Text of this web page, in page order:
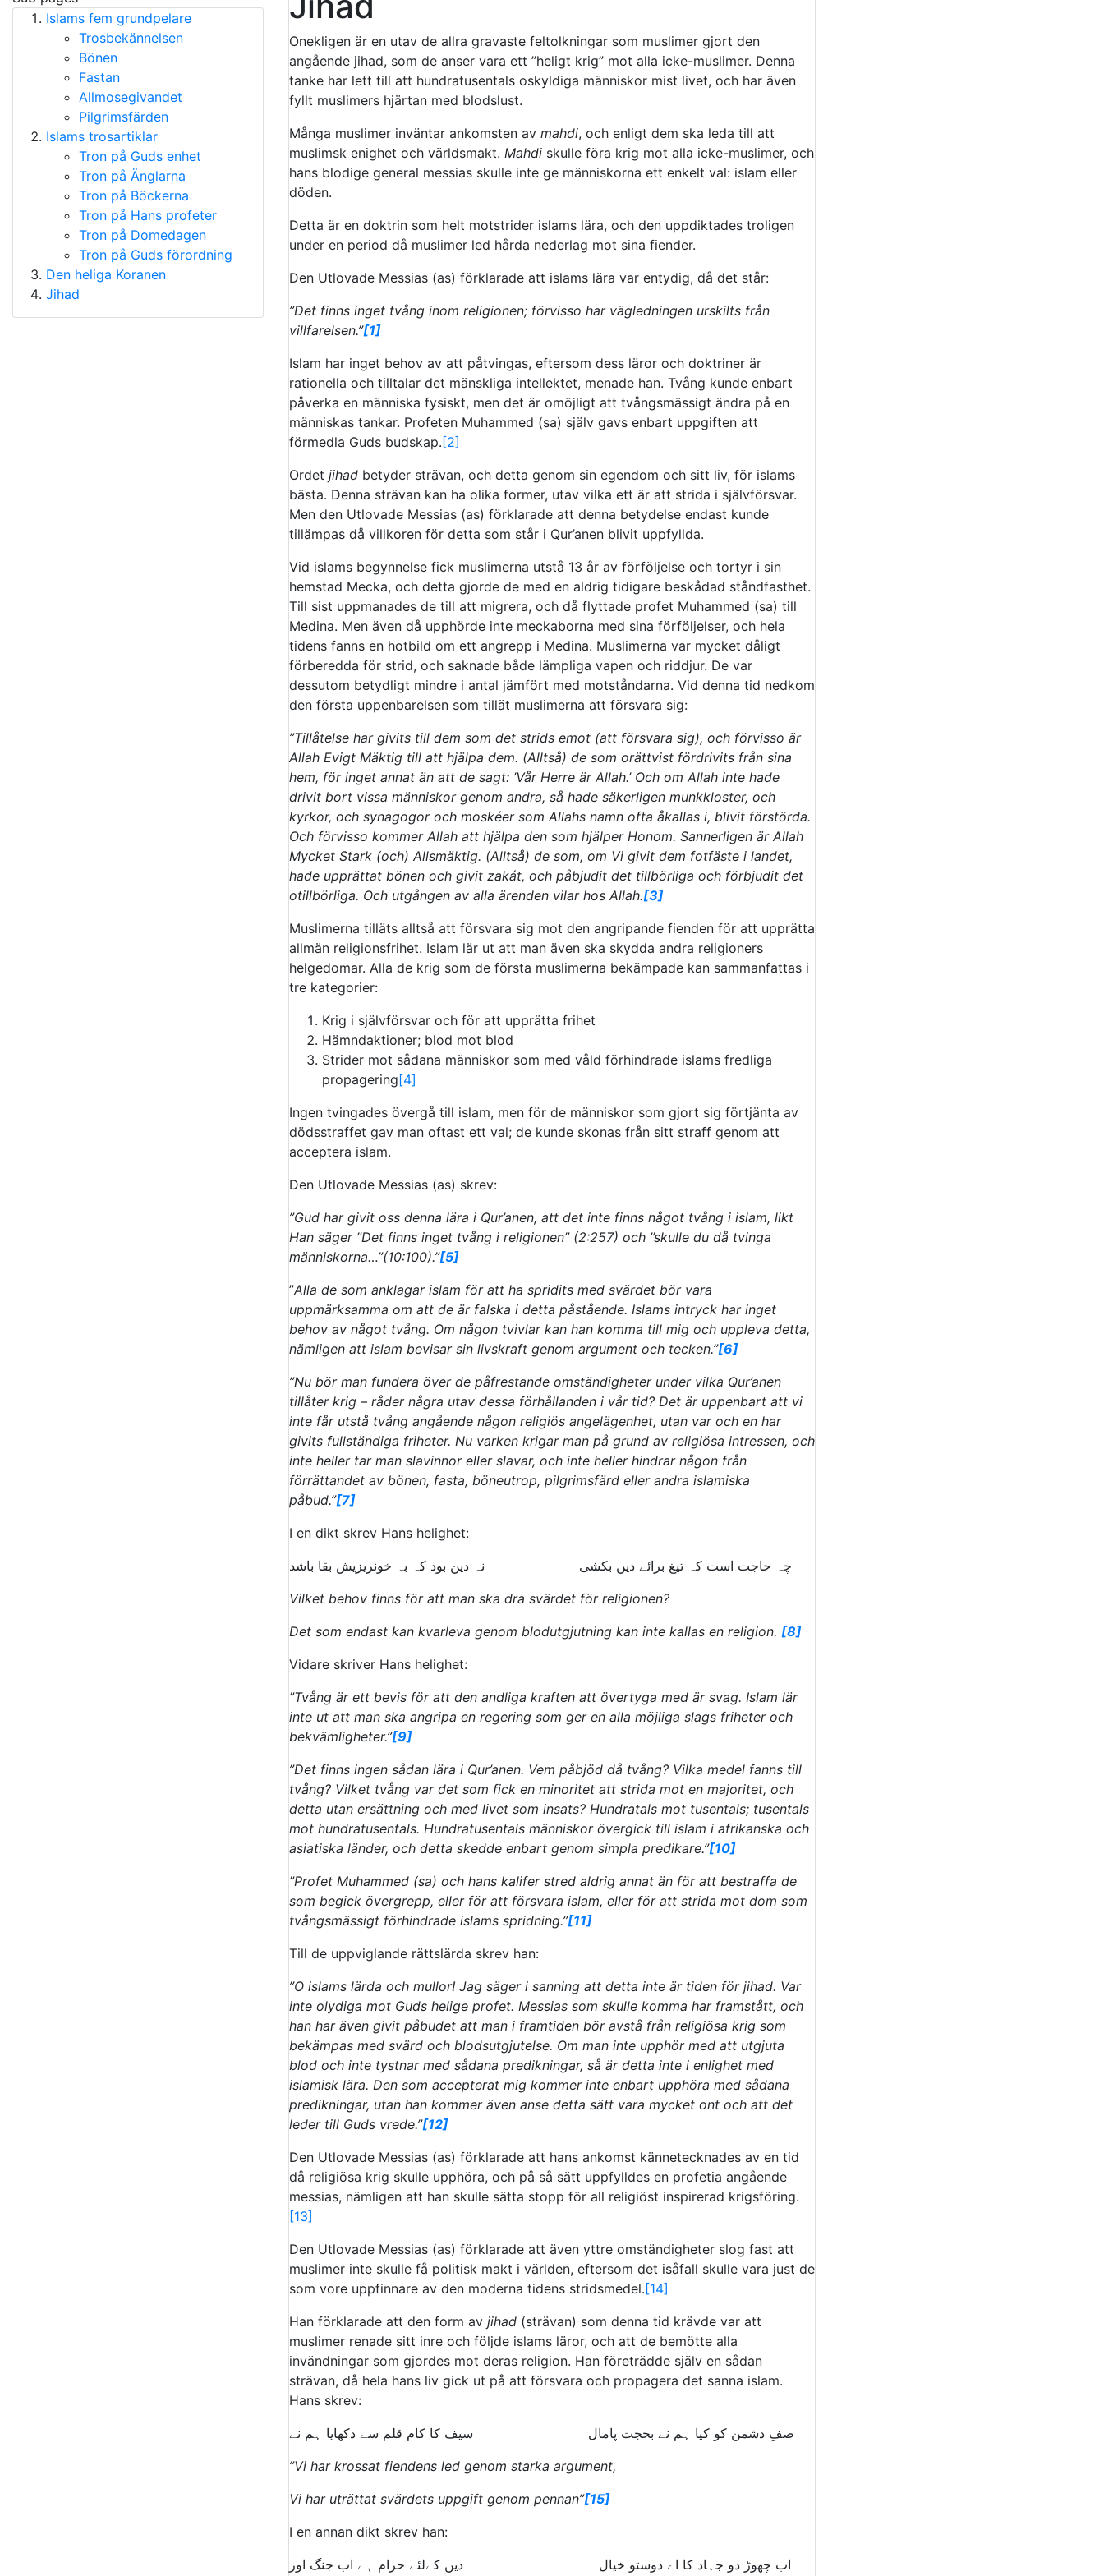
Islams fem grundpelare
Trosbekännelsen
Bönen
Fastan
Allmosegivandet
Pilgrimsfärden
Islams trosartiklar
Tron på Guds enhet
Tron på Änglarna
Tron på Böckerna
Tron på Hans profeter
Tron på Domedagen
Tron på Guds förordning
Den heliga Koranen
Jihad
Onekligen är en utav de allra gravaste feltolkningar som muslimer gjort den
angående jihad, som de anser vara ett ”heligt krig” mot alla icke-muslimer. Denna
tanke har lett till att hundratusentals oskyldiga människor mist livet, och har även
fyllt muslimers hjärtan med blodslust.
Många muslimer inväntar ankomsten av mahdi, och enligt dem ska leda till att
muslimsk enighet och världsmakt. Mahdi skulle föra krig mot alla icke-muslimer, och
hans blodige general messias skulle inte ge människorna ett enkelt val: islam eller
döden.
Detta är en doktrin som helt motstrider islams lära, och den uppdiktades troligen
under en period då muslimer led hårda nederlag mot sina fiender.
Den Utlovade Messias (as) förklarade att islams lära var entydig, då det står:
”Det finns inget tvång inom religionen; förvisso har vägledningen urskilts från
villfarelsen.”[1]
Islam har inget behov av att påtvingas, eftersom dess läror och doktriner är
rationella och tilltalar det mänskliga intellektet, menade han. Tvång kunde enbart
påverka en människa fysiskt, men det är omöjligt att tvångsmässigt ändra på en
människas tankar. Profeten Muhammed (sa) själv gavs enbart uppgiften att
förmedla Guds budskap. [2]
Ordet jihad betyder strävan, och detta genom sin egendom och sitt liv, för islams
bästa. Denna strävan kan ha olika former, utav vilka ett är att strida i självförsvar.
Men den Utlovade Messias (as) förklarade att denna betydelse endast kunde
tillämpas då villkoren för detta som står i Qur’anen blivit uppfyllda.
Vid islams begynnelse fick muslimerna utstå 13 år av förföljelse och tortyr i sin
hemstad Mecka, och detta gjorde de med en aldrig tidigare beskådad ståndfasthet.
Till sist uppmanades de till att migrera, och då flyttade profet Muhammed (sa) till
Medina. Men även då upphörde inte meckaborna med sina förföljelser, och hela
tidens fanns en hotbild om ett angrepp i Medina. Muslimerna var mycket dåligt
förberedda för strid, och saknade både lämpliga vapen och riddjur. De var
dessutom betydligt mindre i antal jämfört med motståndarna. Vid denna tid nedkom
den första uppenbarelsen som tillät muslimerna att försvara sig:
”Tillåtelse har givits till dem som det strids emot (att försvara sig), och förvisso är
Allah Evigt Mäktig till att hjälpa dem. (Alltså) de som orättvist fördrivits från sina
hem, för inget annat än att de sagt: ’Vår Herre är Allah.’ Och om Allah inte hade
drivit bort vissa människor genom andra, så hade säkerligen munkkloster, och
kyrkor, och synagogor och moskéer som Allahs namn ofta åkallas i, blivit förstörda.
Och förvisso kommer Allah att hjälpa den som hjälper Honom. Sannerligen är Allah
Mycket Stark (och) Allsmäktig. (Alltså) de som, om Vi givit dem fotfäste i landet,
hade upprättat bönen och givit zakát, och påbjudit det tillbörliga och förbjudit det
otillbörliga. Och utgången av alla ärenden vilar hos Allah.[3]
Muslimerna tilläts alltså att försvara sig mot den angripande fienden för att upprätta
allmän religionsfrihet. Islam lär ut att man även ska skydda andra religioners
helgedomar. Alla de krig som de första muslimerna bekämpade kan sammanfattas i
tre kategorier:
Krig i självförsvar och för att upprätta frihet
Hämndaktioner; blod mot blod
Strider mot sådana människor som med våld förhindrade islams fredliga
propagering[4]
Ingen tvingades övergå till islam, men för de människor som gjort sig förtjänta av
dödsstraffet gav man oftast ett val; de kunde skonas från sitt straff genom att
acceptera islam.
Den Utlovade Messias (as) skrev:
”Gud har givit oss denna lära i Qur’anen, att det inte finns något tvång i islam, likt
Han säger ”Det finns inget tvång i religionen” (2:257) och ”skulle du då tvinga
människorna…”(10:100).”[5]
”Alla de som anklagar islam för att ha spridits med svärdet bör vara
uppmärksamma om att de är falska i detta påstående. Islams intryck har inget
behov av något tvång. Om någon tvivlar kan han komma till mig och uppleva detta,
nämligen att islam bevisar sin livskraft genom argument och tecken.”[6]
”Nu bör man fundera över de påfrestande omständigheter under vilka Qur’anen
tillåter krig – råder några utav dessa förhållanden i vår tid? Det är uppenbart att vi
inte får utstå tvång angående någon religiös angelägenhet, utan var och en har
givits fullständiga friheter. Nu varken krigar man på grund av religiösa intressen, och
inte heller tar man slavinnor eller slavar, och inte heller hindrar någon från
förrättandet av bönen, fasta, böneutrop, pilgrimsfärd eller andra islamiska
påbud.”[7]
I en dikt skrev Hans helighet:
چہ حاجت است کہ تیغ برائے دیں بکشی نہ دین بود کہ بہ خونریزیش بقا باشد
Vilket behov finns för att man ska dra svärdet för religionen?
Det som endast kan kvarleva genom blodutgjutning kan inte kallas en religion. [8]
Vidare skriver Hans helighet:
”Tvång är ett bevis för att den andliga kraften att övertyga med är svag. Islam lär
inte ut att man ska angripa en regering som ger en alla möjliga slags friheter och
bekvämligheter.”[9]
”Det finns ingen sådan lära i Qur’anen. Vem påbjöd då tvång? Vilka medel fanns till
tvång? Vilket tvång var det som fick en minoritet att strida mot en majoritet, och
detta utan ersättning och med livet som insats? Hundratals mot tusentals; tusentals
mot hundratusentals. Hundratusentals människor övergick till islam i afrikanska och
asiatiska länder, och detta skedde enbart genom simpla predikare.”[10]
”Profet Muhammed (sa) och hans kalifer stred aldrig annat än för att bestraffa de
som begick övergrepp, eller för att försvara islam, eller för att strida mot dom som
tvångsmässigt förhindrade islams spridning.”[11]
Till de uppviglande rättslärda skrev han:
”O islams lärda och mullor! Jag säger i sanning att detta inte är tiden för jihad. Var
inte olydiga mot Guds helige profet. Messias som skulle komma har framstått, och
han har även givit påbudet att man i framtiden bör avstå från religiösa krig som
bekämpas med svärd och blodsutgjutelse. Om man inte upphör med att utgjuta
blod och inte tystnar med sådana predikningar, så är detta inte i enlighet med
islamisk lära. Den som accepterat mig kommer inte enbart upphöra med sådana
predikningar, utan han kommer även anse detta sätt vara mycket ont och att det
leder till Guds vrede.”[12]
Den Utlovade Messias (as) förklarade att hans ankomst kännetecknades av en tid
då religiösa krig skulle upphöra, och på så sätt uppfylldes en profetia angående
messias, nämligen att han skulle sätta stopp för all religiöst inspirerad krigsföring.
[13]
Den Utlovade Messias (as) förklarade att även yttre omständigheter slog fast att
muslimer inte skulle få politisk makt i världen, eftersom det isåfall skulle vara just de
som vore uppfinnare av den moderna tidens stridsmedel. [14]
Han förklarade att den form av jihad (strävan) som denna tid krävde var att
muslimer renade sitt inre och följde islams läror, och att de bemötte alla
invändningar som gjordes mot deras religion. Han företrädde själv en sådan
strävan, då hela hans liv gick ut på att försvara och propagera det sanna islam.
Hans skrev:
صفِ دشمن کو کیا ہم نے بحجت پامال سیف کا کام قلم سے دکھایا ہم نے
”Vi har krossat fiendens led genom starka argument,
Vi har uträttat svärdets uppgift genom pennan”[15]
I en annan dikt skrev han:
اب چھوڑ دو جہاد کا اے دوستو خیال دیں کےلئے حرام ہے اب جنگ اور